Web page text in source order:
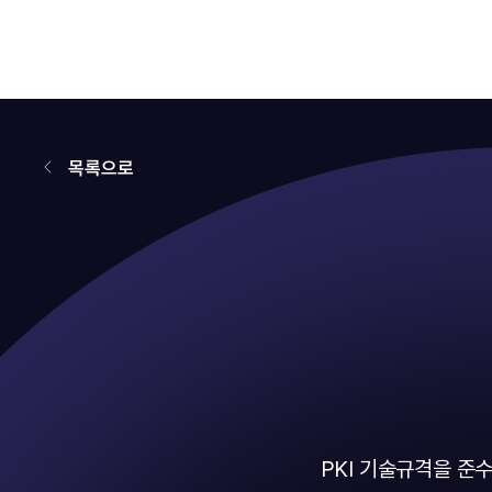
목록으로
PKI 기술규격을 준